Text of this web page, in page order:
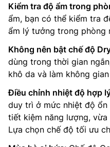
Kiểm tra độ ẩm trong
ẩm, bạn có thể kiểm tra
ẩm lý tưởng trong phòng
Không nên bật chế độ
dùng trong thời gian
khô da và làm không
Điều chỉnh nhiệt độ hợp
duy trì ở mức nhiệt độ
tiết kiệm năng lượng,
Lựa chọn chế độ tối ưu